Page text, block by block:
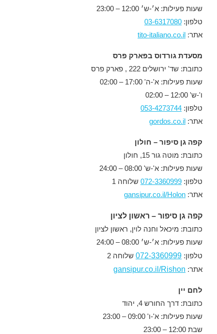
שעות פעילות: א׳-ש׳ 12:00 – 23:00
טלפון: 03-6317080
אתר: tito-italiano.co.il
מסעדת גורדוס בפארק פרס
כתובת: שד' ירושלים 222 , פארק פרס
שעות פעילות: א'-ה' 17:00 – 02:00
ו'-ש' 12:00 – 02:00
טלפון: 053-4273744
אתר: gordos.co.il
קפה גן סיפור – חולון
כתובת: מוטה גור 15, חולון
שעות פעילות: א'-ש' 08:00 – 24:00
טלפון: 072-3360999 שלוחה 1
אתר: gansipur.co.il/Holon
קפה גן סיפור – ראשון לציון
כתובת: מיכאל וחנה לוין, ראשון לציון
שעות פעילות: א׳-ש׳ 08:00 – 24:00
טלפון: 072-3360999 שלוחה 2
אתר: gansipur.co.il/Rishon
לחם יין
כתובת: דרך החורש 4, יהוד
שעות פעילות: א'-ו' 09:00 – 23:00
שבת 12:00 – 23:00